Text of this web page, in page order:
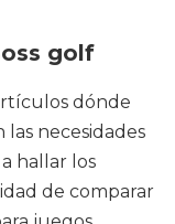
golf
dónde
necesidades
hallar los
de comparar